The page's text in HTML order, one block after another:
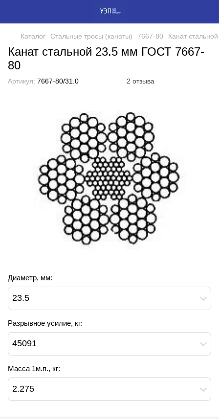
Каталог Стальные тросы (канаты) 7667-80 Канат
Канат стальной 23.5 мм ГОСТ 7667-
80
Артикул: 7667-80/31.0 2 отзыва
Диаметр, мм:
23.5
Разрывное усилие, кг:
45091
Масса 1м.п., кг:
2.275